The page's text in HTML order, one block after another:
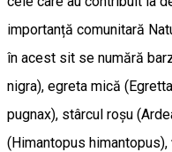
importanță comunitară
în acest sit se numără
nigra), egreta mică
pugnax), stârcul roșu
(Himantopus